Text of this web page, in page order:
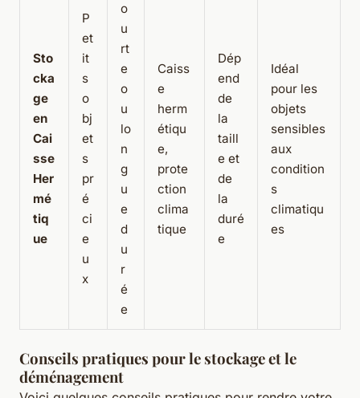
Sto
cka
ge
en
Cai
sse
Her
mé
tiq
ue
P
et
it
s
o
bj
et
s
pr
é
ci
e
u
x
o
u
rt
e
o
u
lo
n
g
u
e
d
u
r
é
e
Caiss
e
herm
étiqu
e,
prote
ction
clima
tique
Dép
end
de
la
taill
e et
de
la
duré
e
Idéal
pour les
objets
sensibles
aux
condition
s
climatiqu
es
Conseils pratiques pour le stockage et le
déménagement